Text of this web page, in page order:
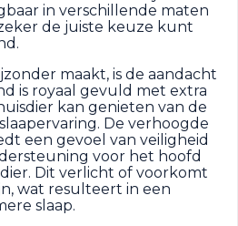
in verschillende maten
de juiste keuze kunt
maakt, is de aandacht
is royaal gevuld met extra
kan genieten van de
De verhoogde
een gevoel van veiligheid
voor het hoofd
Dit verlicht of voorkomt
wat resulteert in een
slaap.